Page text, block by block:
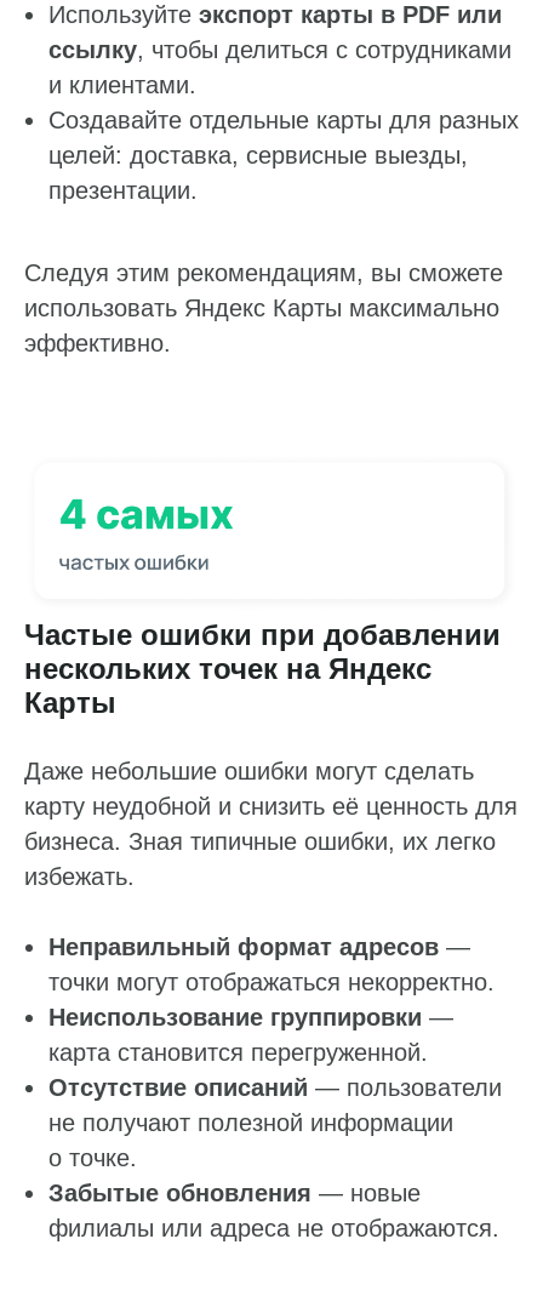
Используйте экспорт карты в PDF или
ссылку, чтобы делиться с сотрудниками
и клиентами.
Создавайте отдельные карты для разных
целей: доставка, сервисные выезды,
презентации.
Следуя этим рекомендациям, вы сможете
использовать Яндекс Карты максимально
эффективно.
Частые ошибки при добавлении
нескольких точек на Яндекс
Карты
Даже небольшие ошибки могут сделать
карту неудобной и снизить её ценность для
бизнеса. Зная типичные ошибки, их легко
избежать.
Неправильный формат адресов —
точки могут отображаться некорректно.
Неиспользование группировки —
карта становится перегруженной.
Отсутствие описаний — пользователи
не получают полезной информации
о точке.
Забытые обновления — новые
филиалы или адреса не отображаются.
Работа с данными
Заполнение данных
Актуальность данных
Контроль изменения данных
Фотографии
Статистика по трафику
Анализ конкурентов
Геоперфоманс реклама